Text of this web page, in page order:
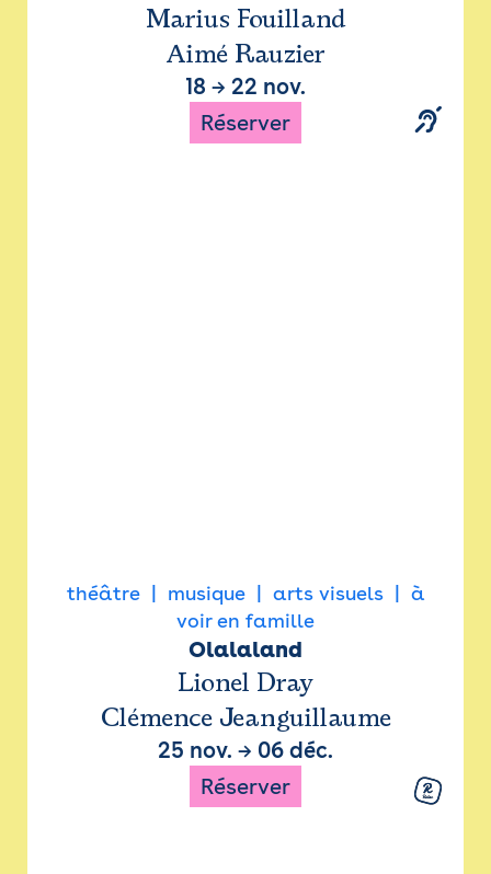
Marius Fouilland
Aimé Rauzier
18 → 22 nov.
Réserver
théâtre musique arts visuels
à
voir en famille
Olalaland
Lionel Dray
Clémence Jeanguillaume
25 nov. → 06 déc.
Réserver